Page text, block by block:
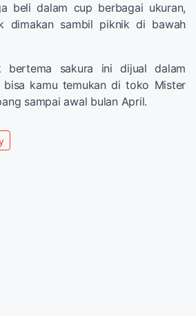
beli dalam cup berbagai ukuran,
dimakan sambil piknik di bawah
bertema sakura ini dijual dalam
kamu temukan di toko Mister
sampai awal bulan April.